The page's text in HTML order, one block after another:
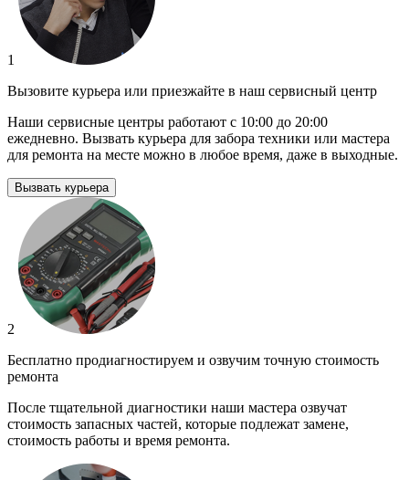
1
Вызовите курьера или приезжайте в наш сервисный центр
Наши сервисные центры работают с 10:00 до 20:00
ежедневно. Вызвать курьера для забора техники или мастера
для ремонта на месте можно в любое время, даже в выходные.
Вызвать курьера
2
Бесплатно продиагностируем и озвучим точную стоимость
ремонта
После тщательной диагностики наши мастера озвучат
стоимость запасных частей, которые подлежат замене,
стоимость работы и время ремонта.